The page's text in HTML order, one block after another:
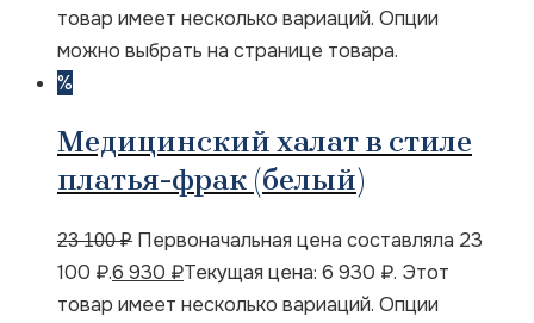
товар имеет несколько вариаций. Опции
можно выбрать на странице товара.
%
Медицинский халат в стиле
платья-фрак (белый)
23 100₽ Первоначальная цена составляла 23
100 ₽.6 930 ₽Текущая цена: 6 930 ₽. Этот
товар имеет несколько вариаций. Опции